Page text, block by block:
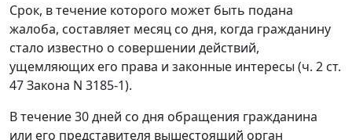
Срок, в течение которого может быть подана
жалоба, составляет месяц со дня, когда гражданину
стало известно о совершении действий,
ущемляющих его права и законные интересы (ч. 2 ст.
47 Закона N 3185-1).
В течение 30 дней со дня обращения гражданина
или его представителя вышестоящий орган